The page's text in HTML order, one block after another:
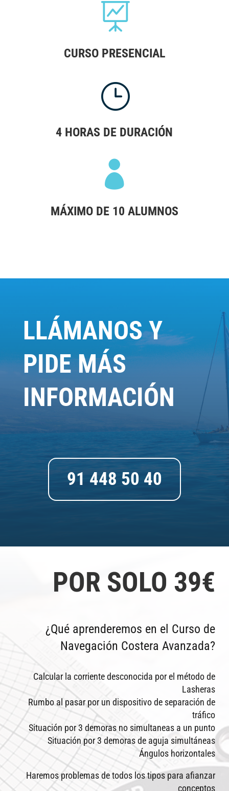

CURSO PRESENCIAL
}
4 HORAS DE DURACIÓN

MÁXIMO DE 10 ALUMNOS
LLÁMANOS Y
PIDE MÁS
INFORMACIÓN
91 448 50 40
POR SOLO 39€
¿Qué aprenderemos en el Curso de
Navegación Costera Avanzada?
Calcular la corriente desconocida por el método de
Lasheras
Rumbo al pasar por un dispositivo de separación de
tráfico
Situación por 3 demoras no simultaneas a un punto
Situación por 3 demoras de aguja simultáneas
Ángulos horizontales
Haremos problemas de todos los tipos para afianzar
conceptos